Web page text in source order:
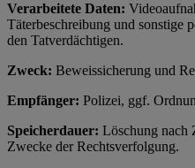
Verarbeitete Daten:
Täterbeschreibung und sonstige
den Tatverdächtigen.
Zweck: Beweissicherung und
Empfänger: Polizei, ggf.
Speicherdauer: Löschung nach
Zwecke der Rechtsverfolgung.